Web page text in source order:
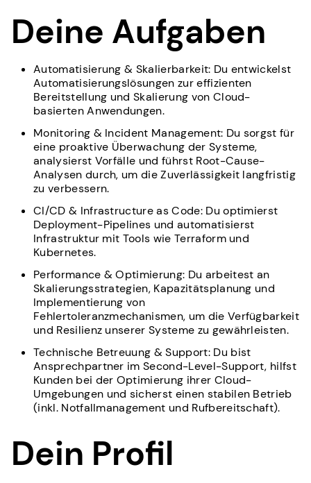
Deine Aufgaben
Automatisierung & Skalierbarkeit: Du entwickelst
Automatisierungslösungen zur effizienten
Bereitstellung und Skalierung von Cloud-
basierten Anwendungen.
Monitoring & Incident Management: Du sorgst für
eine proaktive Überwachung der Systeme,
analysierst Vorfälle und führst Root-Cause-
Analysen durch, um die Zuverlässigkeit langfristig
zu verbessern.
CI/CD & Infrastructure as Code: Du optimierst
Deployment-Pipelines und automatisierst
Infrastruktur mit Tools wie Terraform und
Kubernetes.
Performance & Optimierung: Du arbeitest an
Skalierungsstrategien, Kapazitätsplanung und
Implementierung von
Fehlertoleranzmechanismen, um die Verfügbarkeit
und Resilienz unserer Systeme zu gewährleisten.
Technische Betreuung & Support: Du bist
Ansprechpartner im Second-Level-Support, hilfst
Kunden bei der Optimierung ihrer Cloud-
Umgebungen und sicherst einen stabilen Betrieb
(inkl. Notfallmanagement und Rufbereitschaft).
Dein Profil